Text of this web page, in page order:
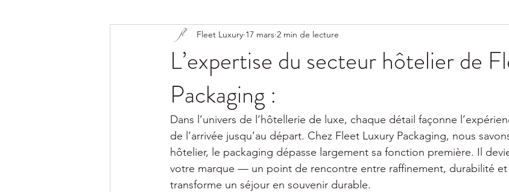
L’expertise du secteur hôtelier de
Packaging :
Fleet Luxury 17 mars 2 min de lecture
Dans l’univers de l’hôtellerie de luxe, chaque détail façonne
de l’arrivée jusqu’au départ. Chez Fleet Luxury Packaging, nous
hôtelier, le packaging dépasse largement sa fonction première. Il
votre marque — un point de rencontre entre raffinement, durabilité
transforme un séjour en souvenir durable.